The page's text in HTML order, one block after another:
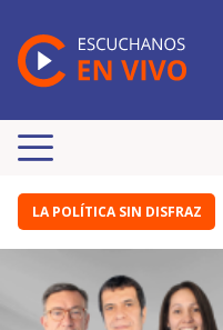
LA POLÍTICA SIN DISFRAZ